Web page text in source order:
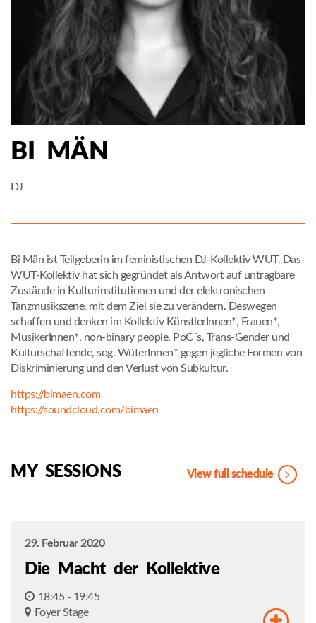
BI MÄN
DJ
Bi Män ist Teilgeberin im feministischen DJ-Kollektiv WUT. Das
WUT-Kollektiv hat sich gegründet als Antwort auf untragbare
Zustände in Kulturinstitutionen und der elektronischen
Tanzmusikszene, mit dem Ziel sie zu verändern. Deswegen
schaffen und denken im Kollektiv KünstlerInnen*, Frauen*,
MusikerInnen*, non-binary people, PoC´s, Trans-Gender und
Kulturschaffende, sog. WüterInnen* gegen jegliche Formen von
Diskriminierung und den Verlust von Subkultur.
https://bimaen.com
https://soundcloud.com/bimaen
MY SESSIONS View full schedule
29. Februar 2020
Die Macht der Kollektive
18:45 - 19:45
Foyer Stage